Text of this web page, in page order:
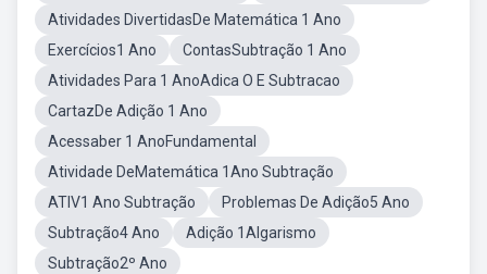
Atividades DivertidasDe Matemática 1 Ano
Exercícios1 Ano
ContasSubtração 1 Ano
Atividades Para 1 AnoAdica O E Subtracao
CartazDe Adição 1 Ano
Acessaber 1 AnoFundamental
Atividade DeMatemática 1Ano Subtração
ATIV1 Ano Subtração
Problemas De Adição5 Ano
Subtração4 Ano
Adição 1Algarismo
Subtração2º Ano